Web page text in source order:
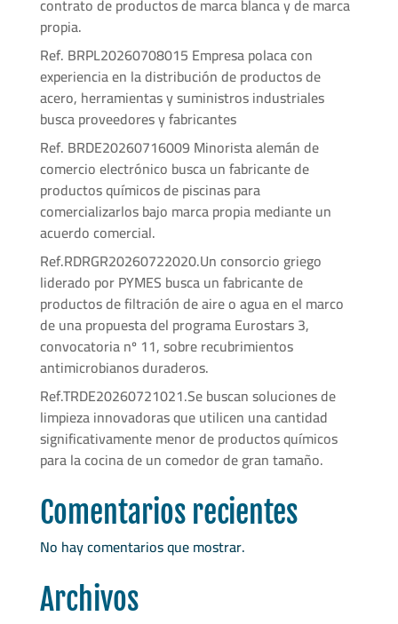
propia.
Ref. BRPL20260708015 Empresa polaca con
experiencia en la distribución de productos de
acero, herramientas y suministros industriales
busca proveedores y fabricantes
Ref. BRDE20260716009 Minorista alemán de
comercio electrónico busca un fabricante de
productos químicos de piscinas para
comercializarlos bajo marca propia mediante un
acuerdo comercial.
Ref.RDRGR20260722020.Un consorcio griego
liderado por PYMES busca un fabricante de
productos de filtración de aire o agua en el marco
de una propuesta del programa Eurostars 3,
convocatoria nº 11, sobre recubrimientos
antimicrobianos duraderos.
Ref.TRDE20260721021.Se buscan soluciones de
limpieza innovadoras que utilicen una cantidad
significativamente menor de productos químicos
para la cocina de un comedor de gran tamaño.
Comentarios recientes
No hay comentarios que mostrar.
Archivos